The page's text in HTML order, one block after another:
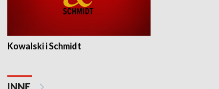
Kowalski i Schmidt